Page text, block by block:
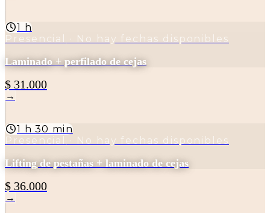
1 h
Presencial
· No hay fechas disponibles
Laminado + perfilado de cejas
$ 31.000
→
1 h 30 min
Presencial
· No hay fechas disponibles
Lifting de pestañas + laminado de cejas
$ 36.000
→